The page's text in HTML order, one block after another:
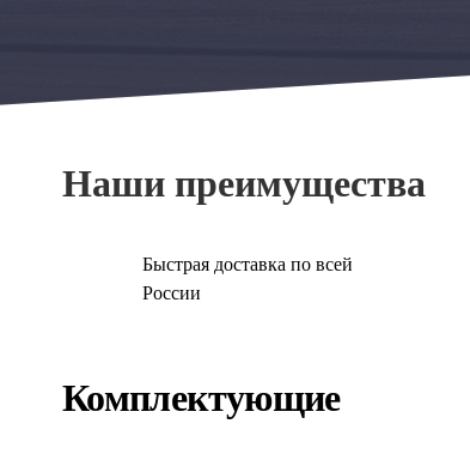
Наши преимущества
Быстрая доставка по всей
России
Комплектующие